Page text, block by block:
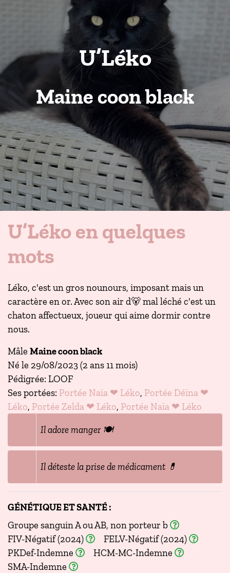
U’Léko
Maine coon black
U’Léko en quelques
mots
Léko, c'est un gros nounours, imposant mais un
caractère en or. Avec son air d🐻 mal léché c'est un
chaton affectueux, joueur qui aime dormir contre
nous.
Mâle Maine coon black
Né le 29/08/2023 (2 ans 11 mois)
Pédigrée: LOOF
Ses portées: Portée Naïa ❤ Léko, Portée Déïna ❤
Léko, Portée Zelda ❤ Léko, Portée Naïa ❤ Léko
Il adore manger 🍽️
Il déteste la prise de médicament 💊
GÉNÉTIQUE ET SANTÉ :
Groupe sanguin A ou AB, non porteur b
FIV-Négatif (2024)
FELV-Négatif (2024)
PKDef-Indemne
HCM-MC-Indemne
SMA-Indemne